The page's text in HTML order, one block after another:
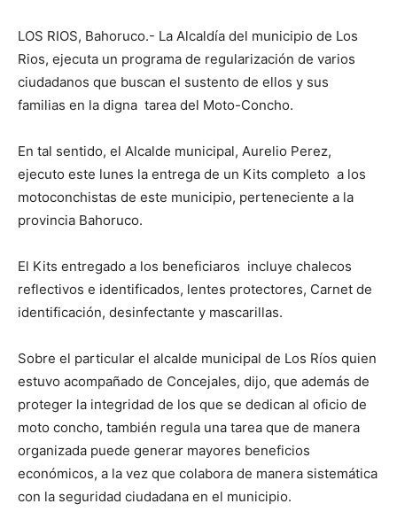
LOS RIOS, Bahoruco.- La Alcaldía del municipio de Los
Rios, ejecuta un programa de regularización de varios
ciudadanos que buscan el sustento de ellos y sus
familias en la digna tarea del Moto-Concho.
En tal sentido, el Alcalde municipal, Aurelio Perez,
ejecuto este lunes la entrega de un Kits completo a los
motoconchistas de este municipio, perteneciente a la
provincia Bahoruco.
El Kits entregado a los beneficiaros incluye chalecos
reflectivos e identificados, lentes protectores, Carnet de
identificación, desinfectante y mascarillas.
Sobre el particular el alcalde municipal de Los Ríos quien
estuvo acompañado de Concejales, dijo, que además de
proteger la integridad de los que se dedican al oficio de
moto concho, también regula una tarea que de manera
organizada puede generar mayores beneficios
económicos, a la vez que colabora de manera sistemática
con la seguridad ciudadana en el municipio.